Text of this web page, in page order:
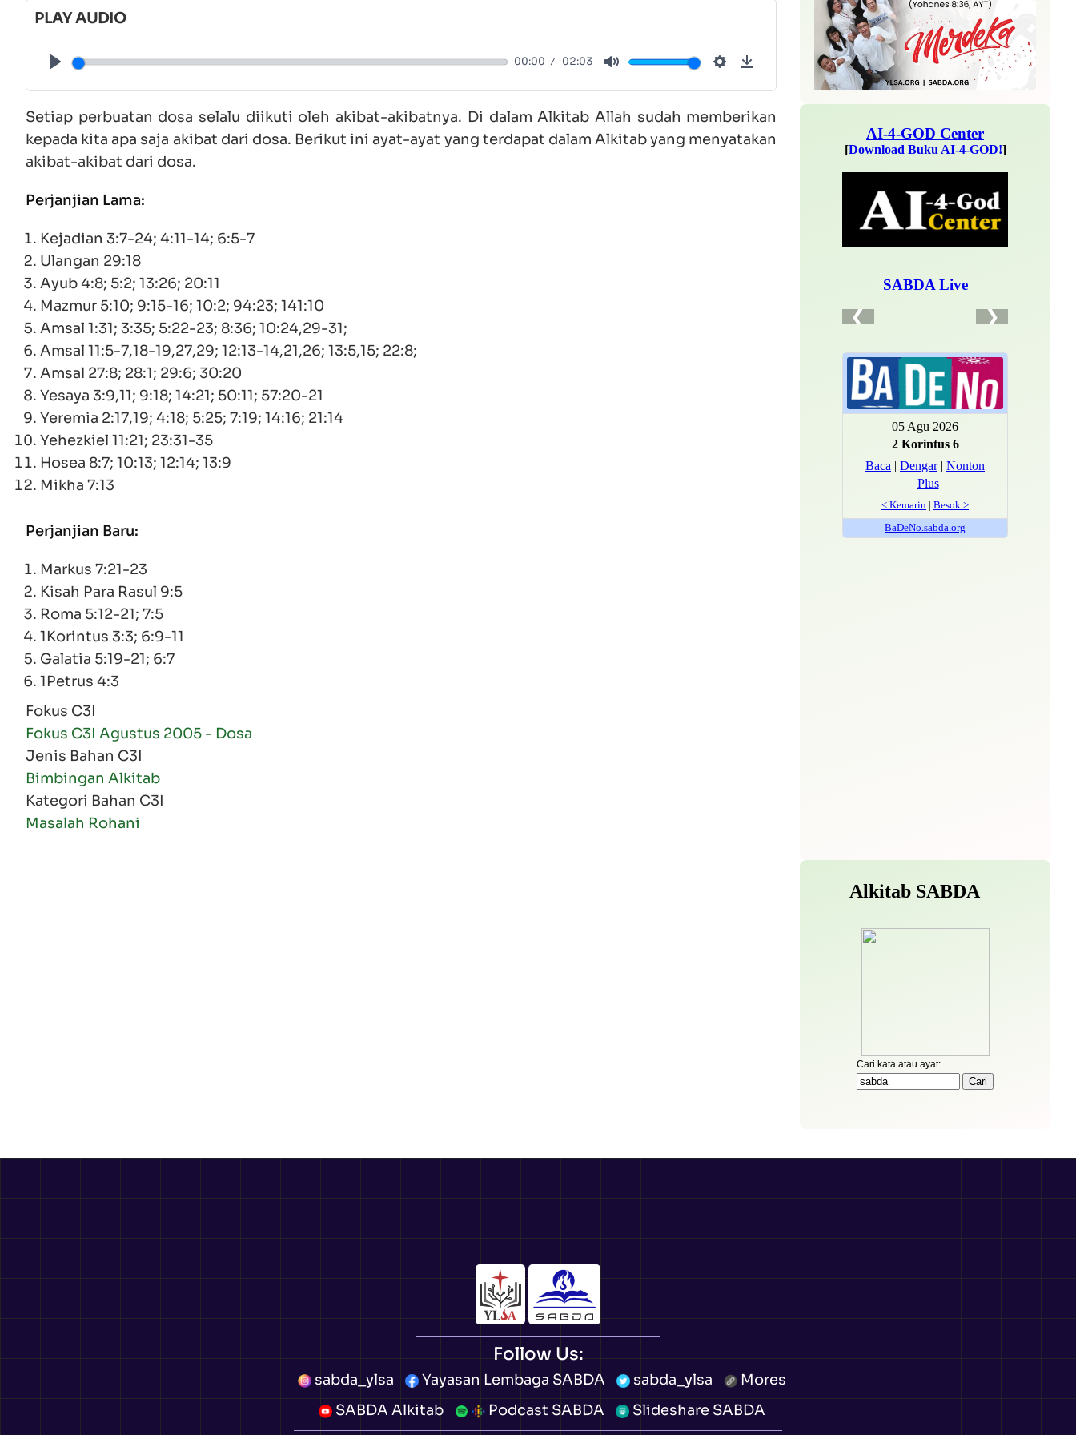
PLAY AUDIO
00:00 02:03
Setiap perbuatan dosa selalu diikuti oleh akibat-akibatnya. Di dalam Alkitab Allah sudah memberikan
kepada kita apa saja akibat dari dosa. Berikut ini ayat-ayat yang terdapat dalam Alkitab yang menyatakan
akibat-akibat dari dosa.
Perjanjian Lama:
Kejadian 3:7-24; 4:11-14; 6:5-7
Ulangan 29:18
Ayub 4:8; 5:2; 13:26; 20:11
Mazmur 5:10; 9:15-16; 10:2; 94:23; 141:10
Amsal 1:31; 3:35; 5:22-23; 8:36; 10:24,29-31;
Amsal 11:5-7,18-19,27,29; 12:13-14,21,26; 13:5,15; 22:8;
Amsal 27:8; 28:1; 29:6; 30:20
Yesaya 3:9,11; 9:18; 14:21; 50:11; 57:20-21
Yeremia 2:17,19; 4:18; 5:25; 7:19; 14:16; 21:14
Yehezkiel 11:21; 23:31-35
Hosea 8:7; 10:13; 12:14; 13:9
Mikha 7:13
Perjanjian Baru:
Markus 7:21-23
Kisah Para Rasul 9:5
Roma 5:12-21; 7:5
1Korintus 3:3; 6:9-11
Galatia 5:19-21; 6:7
1Petrus 4:3
Fokus C3I
Fokus C3I Agustus 2005 - Dosa
Jenis Bahan C3I
Bimbingan Alkitab
Kategori Bahan C3I
Masalah Rohani
Follow Us:
sabda_ylsa Yayasan Lembaga SABDA sabda_ylsa
Mores
SABDA Alkitab
Podcast SABDA Slideshare SABDA